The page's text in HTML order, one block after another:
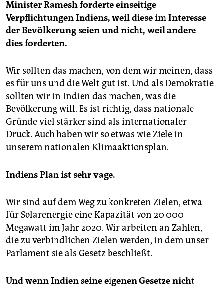
Minister Ramesh forderte einseitige
Verpflichtungen Indiens, weil diese im Interesse
der Bevölkerung seien und nicht, weil andere
dies forderten.
Wir sollten das machen, von dem wir meinen, dass
es für uns und die Welt gut ist. Und als Demokratie
sollten wir in Indien das machen, was die
Bevölkerung will. Es ist richtig, dass nationale
Gründe viel stärker sind als internationaler
Druck. Auch haben wir so etwas wie Ziele in
unserem nationalen Klimaaktionsplan.
Indiens Plan ist sehr vage.
Wir sind auf dem Weg zu konkreten Zielen, etwa
für Solarenergie eine Kapazität von 20.000
Megawatt im Jahr 2020. Wir arbeiten an Zahlen,
die zu verbindlichen Zielen werden, in dem unser
Parlament sie als Gesetz beschließt.
Und wenn Indien seine eigenen Gesetze nicht